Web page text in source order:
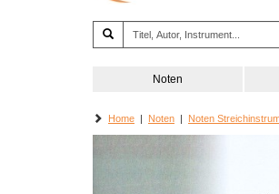
Noten
Home | Noten | Noten